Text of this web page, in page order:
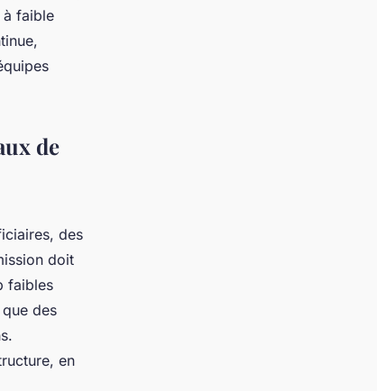
à faible
de
des
doit
faibles
des
en